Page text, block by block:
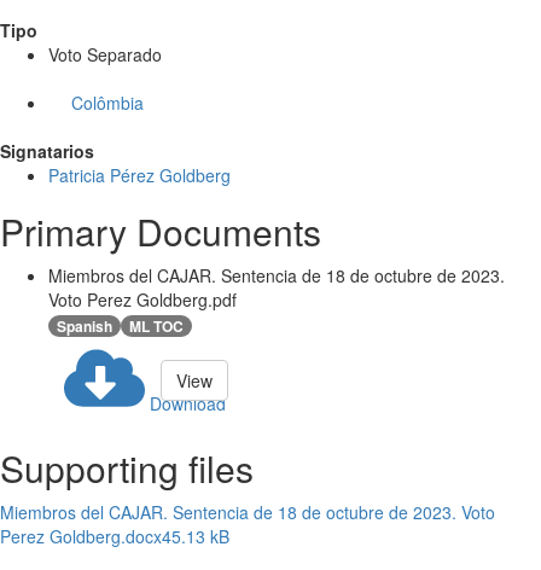
Tipo
Voto Separado
Colômbia
Signatarios
Patricia Pérez Goldberg
Primary Documents
Miembros del CAJAR. Sentencia de 18 de octubre de 2023.
Voto Perez Goldberg.pdf
Spanish ML TOC
Download
View
Supporting files
Miembros del CAJAR. Sentencia de 18 de octubre de 2023. Voto
Perez Goldberg.docx45.13 kB